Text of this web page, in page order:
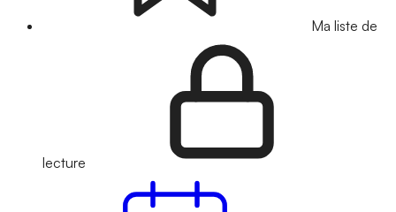
Ma liste de
lecture